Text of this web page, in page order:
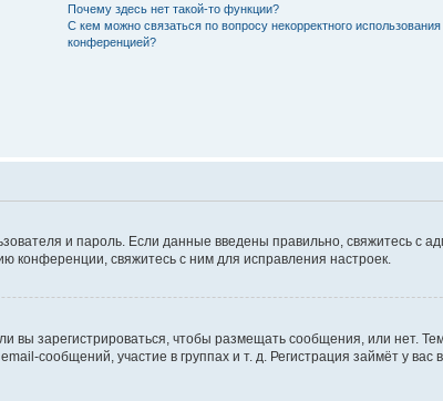
Почему здесь нет такой-то функции?
С кем можно связаться по вопросу некорректного
конференцией?
и пароль. Если данные введены правильно, свяжитесь с
конференции, свяжитесь с ним для исправления настроек.
вы зарегистрироваться, чтобы размещать сообщения, или нет.
сообщений, участие в группах и т. д. Регистрация займёт у вас